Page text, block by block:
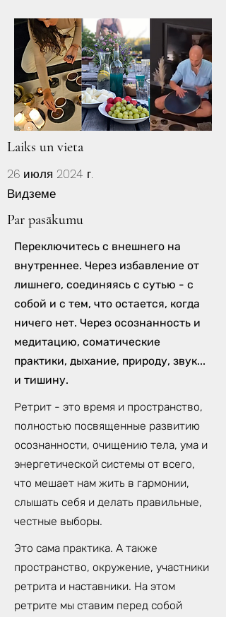
Laiks un vieta
26 июля 2024 г.
Видземе
Par pasākumu
Переключитесь с внешнего на
внутреннее. Через избавление от
лишнего, соединяясь с сутью - с
собой и с тем, что остается, когда
ничего нет. Через осознанность и
медитацию, соматические
практики, дыхание, природу, звук...
и тишину.
Ретрит - это время и пространство,
полностью посвященные развитию
осознанности, очищению тела, ума и
энергетической системы от всего,
что мешает нам жить в гармонии,
слышать себя и делать правильные,
честные выборы.
Это сама практика. А также
пространство, окружение, участники
ретрита и наставники. На этом
ретрите мы ставим перед собой